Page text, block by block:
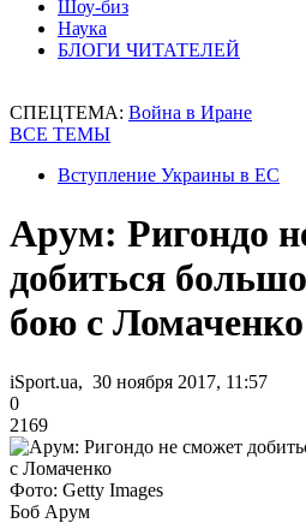
Шоу-биз
Наука
БЛОГИ ЧИТАТЕЛЕЙ
СПЕЦТЕМА: Война в Иране
ВСЕ ТЕМЫ
Вступление Украины в ЕС
Арум: Ригондо
добиться
бою с Ломаченко
iSport.ua, 30 ноября 2017, 11:57
0
2169
Фото: Getty Images
Боб Арум